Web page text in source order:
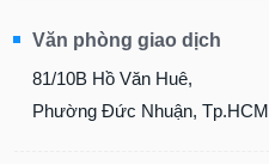
Văn phòng giao dịch
81/10B Hồ Văn Huê,
Phường Đức Nhuận, Tp.HCM